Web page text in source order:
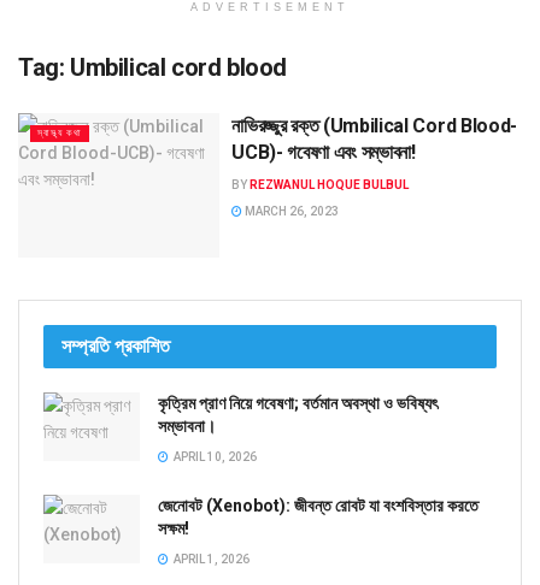
ADVERTISEMENT
Tag: Umbilical cord blood
স্বাস্থ্য কথা
নাভিরজ্জুর রক্ত (Umbilical Cord Blood-
UCB)- গবেষণা এবং সম্ভাবনা!
BY REZWANUL HOQUE BULBUL
MARCH 26, 2023
সম্প্রতি প্রকাশিত
কৃত্রিম প্রাণ নিয়ে গবেষণা; বর্তমান অবস্থা ও ভবিষ্যৎ
সম্ভাবনা।
APRIL 10, 2026
জেনোবট (Xenobot): জীবন্ত রোবট যা বংশবিস্তার করতে
সক্ষম!
APRIL 1, 2026